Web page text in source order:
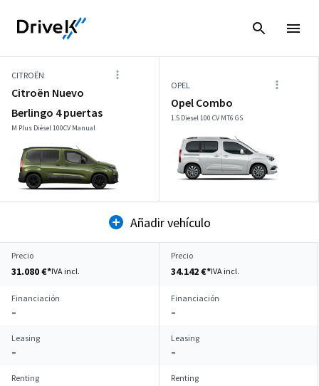
CITROËN
Citroën Nuevo
Berlingo 4 puertas
M Plus Diésel 100CV Manual
OPEL
Opel Combo
1.5 Diesel 100 CV MT6 GS
Añadir vehículo
Precio
31.080 €*IVA incl.
Precio
34.142 €*IVA incl.
Financiación
–
Financiación
–
Leasing
–
Leasing
–
Renting
Renting